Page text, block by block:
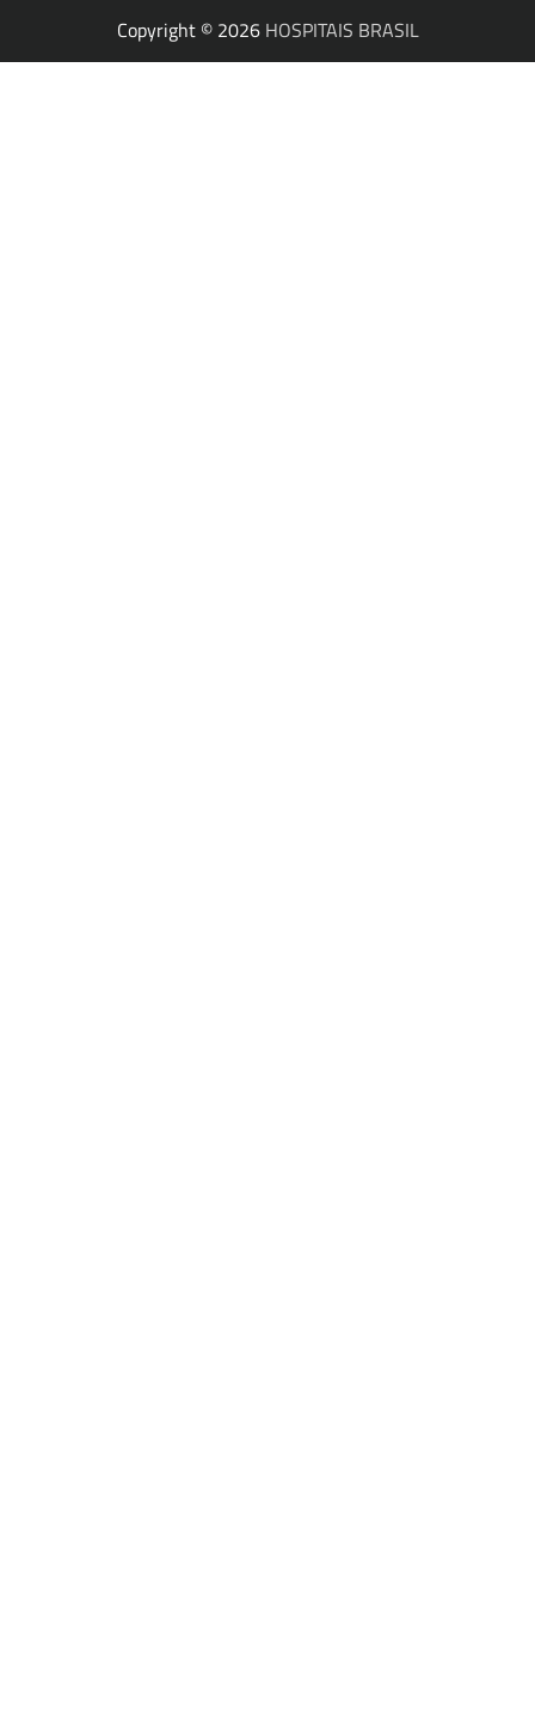
Copyright © 2026 HOSPITAIS BRASIL